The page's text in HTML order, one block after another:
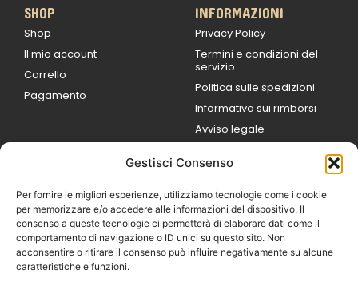
Gestisci Consenso
Per fornire le migliori esperienze, utilizziamo tecnologie come i cookie
per memorizzare e/o accedere alle informazioni del dispositivo. Il
consenso a queste tecnologie ci permetterà di elaborare dati come il
comportamento di navigazione o ID unici su questo sito. Non
acconsentire o ritirare il consenso può influire negativamente su alcune
caratteristiche e funzioni.
SHOP
Shop
Il mio account
Carrello
Pagamento
INFORMAZIONI
Privacy Policy
Termini e condizioni del
servizio
Politica sulle spedizioni
Informativa sui rimborsi
Avviso legale
9:00
Sabato 09:00 /
14:00
16:30 /
Domenica